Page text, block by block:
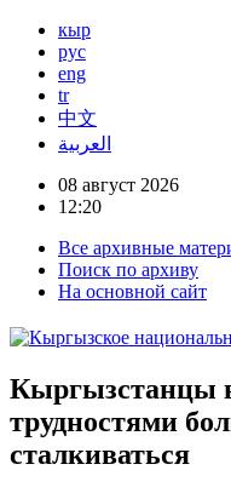
кыр
рус
eng
tr
中文
العربية
08 август 2026
12:20
Все архивные
Поиск по архиву
На основной сайт
Кыргызстанцы
трудностями
сталкиваться